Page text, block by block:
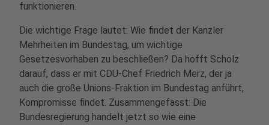
funktionieren.
Die wichtige Frage lautet: Wie findet der Kanzler
Mehrheiten im Bundestag, um wichtige
Gesetzesvorhaben zu beschließen? Da hofft Scholz
darauf, dass er mit CDU-Chef Friedrich Merz, der ja
auch die große Unions-Fraktion im Bundestag anführt,
Kompromisse findet. Zusammengefasst: Die
Bundesregierung handelt jetzt so wie eine